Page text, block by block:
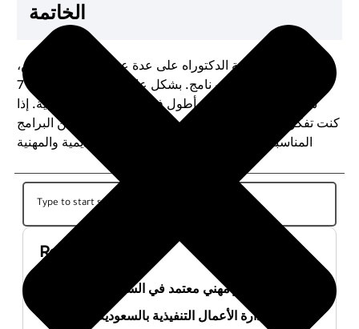
الخاتمة
تعتمد مدة دراسة الدكتوراه على عدة عوامل مثل التخصص،
الدولة، وطبيعة البرنامج. بشكل عام، تستغرق بين 3 إلى 7
سنوات، وقد تمتد لفترة أطول في حالة الدراسة الجزئية. إذا
كنت تفكر في متابعة الدكتوراه، فمن الأفضل البحث عن البرامج
المناسبة والتأكد من استيفاء المتطلبات الأكاديمية والمهنية
Recent Posts
أفضل ماجستير مهني معتمد في السعودية 2026
ماجستير إدارة الأعمال التنفيذية بالسعودية 2026